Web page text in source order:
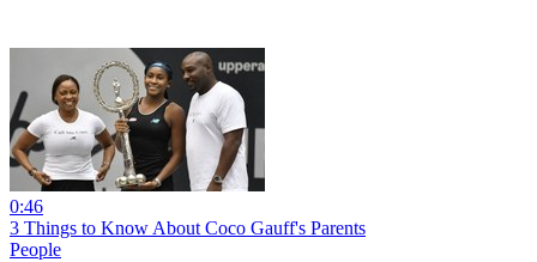
0:46
3 Things to Know About Coco Gauff's Parents
People